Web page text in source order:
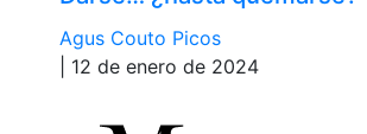
Agus Couto Picos
| 12 de enero de 2024